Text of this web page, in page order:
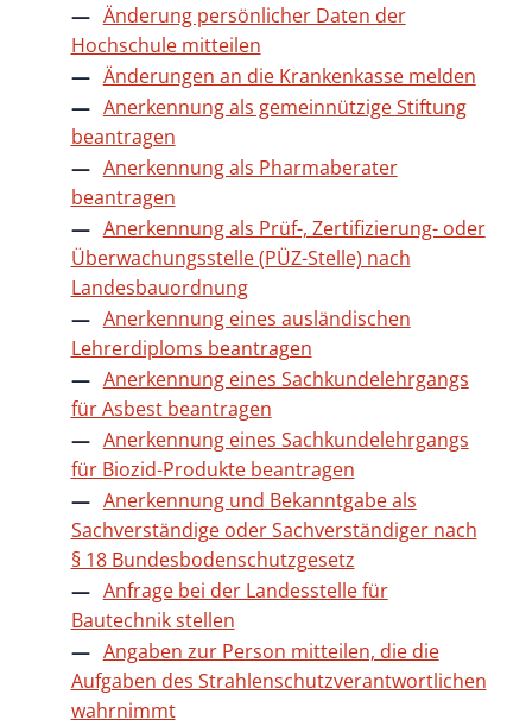
Änderung persönlicher Daten der
Hochschule mitteilen
Änderungen an die Krankenkasse melden
Anerkennung als gemeinnützige Stiftung
beantragen
Anerkennung als Pharmaberater
beantragen
Anerkennung als Prüf-, Zertifizierung- oder
Überwachungsstelle (PÜZ-Stelle) nach
Landesbauordnung
Anerkennung eines ausländischen
Lehrerdiploms beantragen
Anerkennung eines Sachkundelehrgangs
für Asbest beantragen
Anerkennung eines Sachkundelehrgangs
für Biozid-Produkte beantragen
Anerkennung und Bekanntgabe als
Sachverständige oder Sachverständiger nach
§ 18 Bundesbodenschutzgesetz
Anfrage bei der Landesstelle für
Bautechnik stellen
Angaben zur Person mitteilen, die die
Aufgaben des Strahlenschutzverantwortlichen
wahrnimmt